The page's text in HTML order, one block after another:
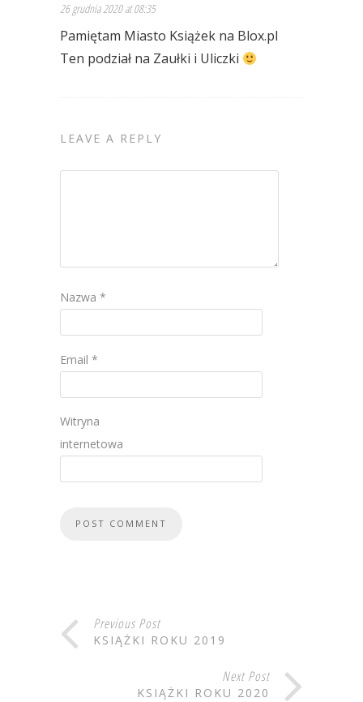
26 grudnia 2020 at 08:35
Pamiętam Miasto Książek na Blox.pl
Ten podział na Zaułki i Uliczki
LEAVE A REPLY
Nazwa *
Email *
Witryna
internetowa
Previous Post
KSIĄŻKI ROKU 2019
Next Post
KSIĄŻKI ROKU 2020